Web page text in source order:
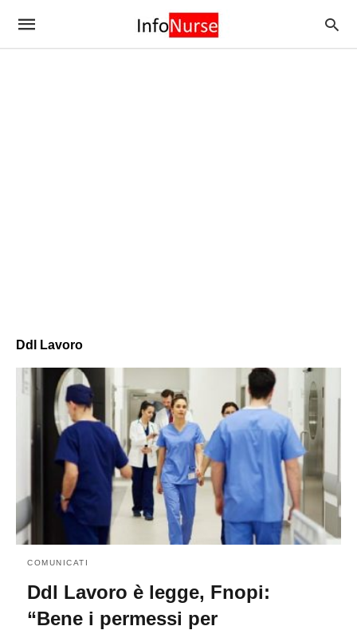
Ddl Lavoro
COMUNICATI
Ddl Lavoro è legge, Fnopi:
“Bene i permessi per